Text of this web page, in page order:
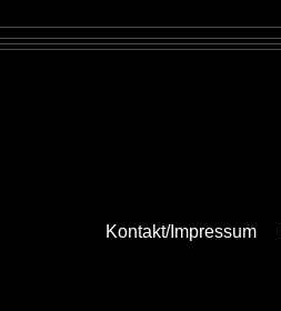
Kontakt/Impressum